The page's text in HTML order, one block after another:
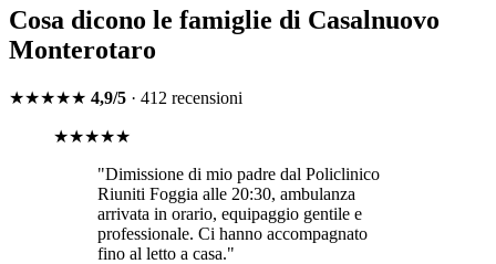
Cosa dicono le famiglie di Casalnuovo
Monterotaro
★★★★★ 4,9/5 · 412 recensioni
★★★★★
"Dimissione di mio padre dal Policlinico
Riuniti Foggia alle 20:30, ambulanza
arrivata in orario, equipaggio gentile e
professionale. Ci hanno accompagnato
fino al letto a casa."